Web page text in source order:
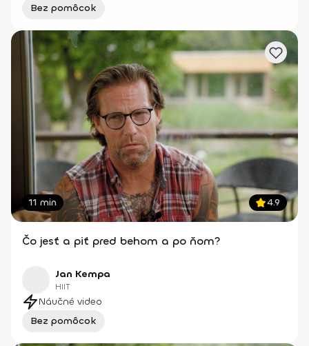
Bez pomôcok
11 min 4.9
Čo jesť a piť pred behom a po ňom?
Jan Kempa
HIIT
Náučné video
Bez pomôcok